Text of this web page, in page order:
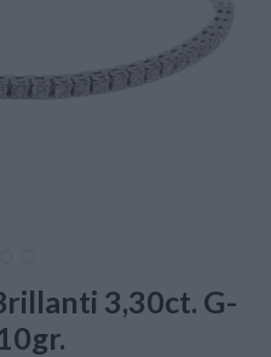
3,30ct. G-